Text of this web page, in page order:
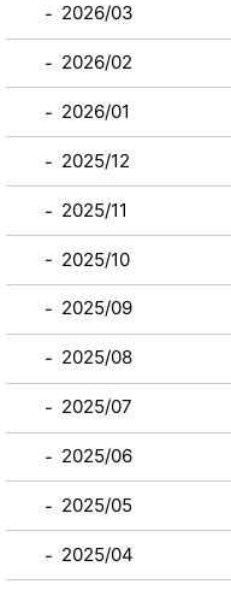
2026/03
2026/02
2026/01
2025/12
2025/11
2025/10
2025/09
2025/08
2025/07
2025/06
2025/05
2025/04